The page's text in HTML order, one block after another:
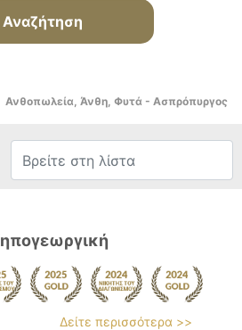
Αναζήτηση
Ανθοπωλεία, Άνθη, Φυτά - Ασπρόπυργος
Δείτε περισσότερα >>